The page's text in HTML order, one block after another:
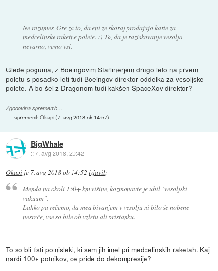
Ne razumes. Gre za to, da eni ze skoraj prodajajo karte za
medcelinske raketne polete. :) To, da je raziskovanje vesolja
nevarno, vemo vsi.
Glede poguma, z Boeingovim Starlinerjem drugo leto na prvem
poletu s posadko leti tudi Boeingov direktor oddelka za vesoljske
polete. A bo šel z Dragonom tudi kakšen SpaceXov direktor?
Zgodovina sprememb…
spremenil:Okapi(7. avg 2018 ob 14:57)
BigWhale
::7. avg 2018, 20:42
Okapi je 7. avg 2018 ob 14:52 izjavil:
Menda na okoli 150+ km višine, kozmonavte je ubil "vesoljski
vakuum".
Lahko pa rečemo, da med bivanjem v vesolju ni bilo še nobene
nesreče, vse so bile ob vzletu ali pristanku.
To so bli tisti pomisleki, ki sem jih imel pri medcelinskih raketah. Kaj
nardi 100+ potnikov, ce pride do dekompresije?